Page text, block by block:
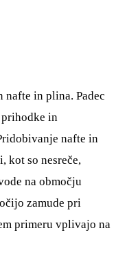
nafte in plina. Padec
in
nafte in
kot so nesreče,
na območju
zamude pri
primeru vplivajo na